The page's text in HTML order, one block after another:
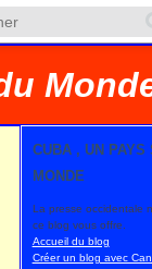
CUBA , UN
MONDE
La presse occidentale
ce blog vous offre.
Accueil du blog
Créer un blog avec